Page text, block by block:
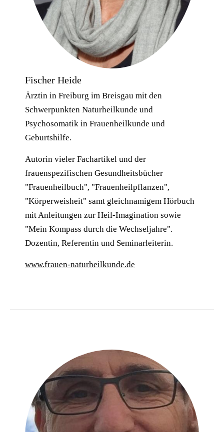
Fischer Heide
Ärztin in Freiburg im Breisgau mit den
Schwerpunkten Naturheilkunde und
Psychosomatik in Frauenheilkunde und
Geburtshilfe.
Autorin vieler Fachartikel und der
frauenspezifischen Gesundheitsbücher
"Frauenheilbuch", "Frauenheilpflanzen",
"Körperweisheit" samt gleichnamigem Hörbuch
mit Anleitungen zur Heil-Imagination sowie
"Mein Kompass durch die Wechseljahre".
Dozentin, Referentin und Seminarleiterin.
www.frauen-naturheilkunde.de